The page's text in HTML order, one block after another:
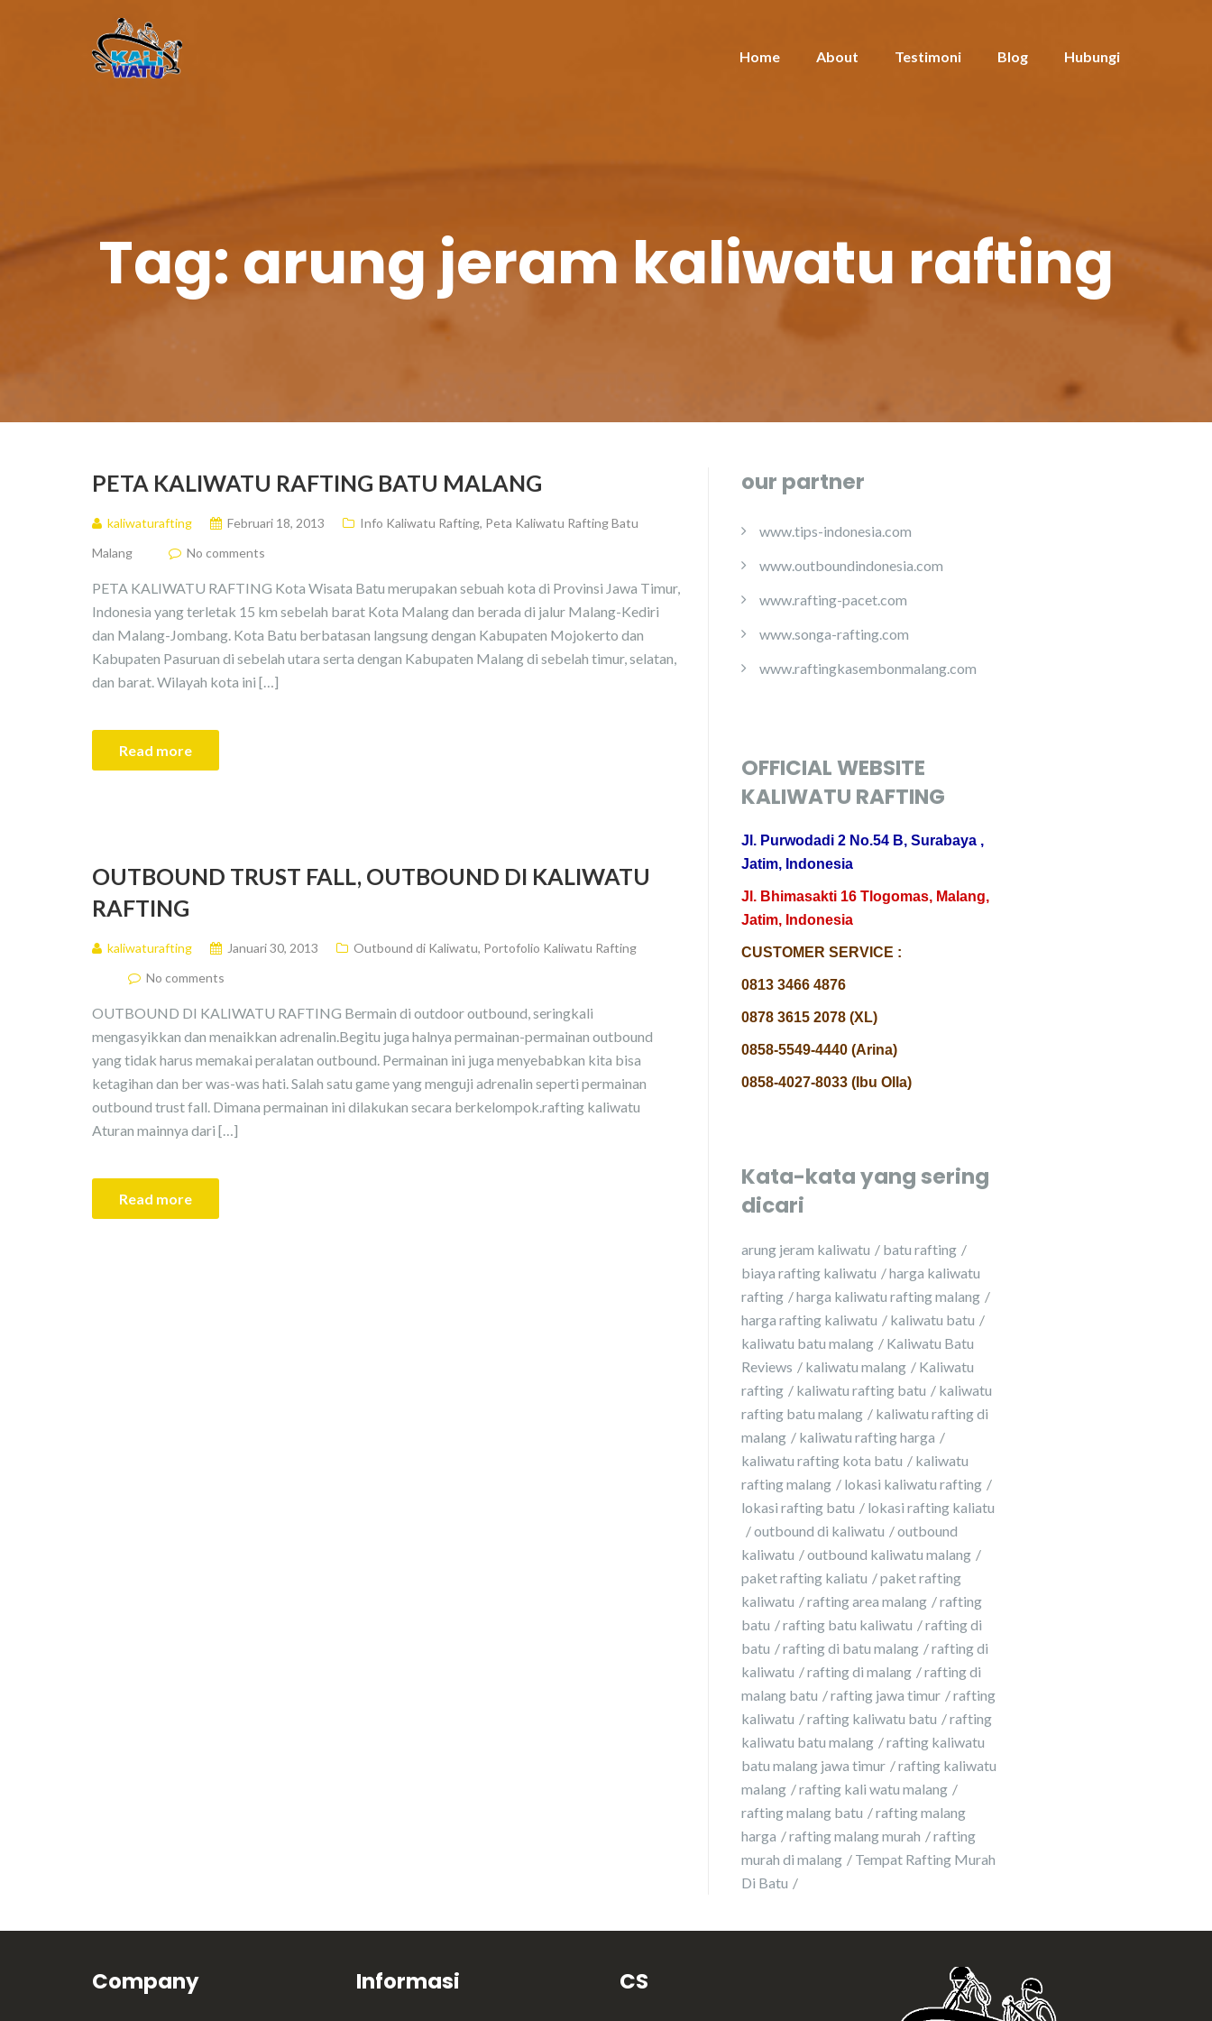
Home About Testimoni Blog Hubungi
Tag: arung jeram kaliwatu rafting
PETA KALIWATU RAFTING BATU MALANG
kaliwaturafting Februari 18, 2013 Info Kaliwatu Rafting, Peta Kaliwatu Rafting Batu
Malang
No comments
PETA KALIWATU RAFTING Kota Wisata Batu merupakan sebuah kota di Provinsi Jawa Timur,
Indonesia yang terletak 15 km sebelah barat Kota Malang dan berada di jalur Malang-Kediri
dan Malang-Jombang. Kota Batu berbatasan langsung dengan Kabupaten Mojokerto dan
Kabupaten Pasuruan di sebelah utara serta dengan Kabupaten Malang di sebelah timur, selatan,
dan barat. Wilayah kota ini […]
Read more
OUTBOUND TRUST FALL, OUTBOUND DI KALIWATU
RAFTING
kaliwaturafting Januari 30, 2013 Outbound di Kaliwatu, Portofolio Kaliwatu Rafting
No comments
OUTBOUND DI KALIWATU RAFTING Bermain di outdoor outbound, seringkali
mengasyikkan dan menaikkan adrenalin.Begitu juga halnya permainan-permainan outbound
yang tidak harus memakai peralatan outbound. Permainan ini juga menyebabkan kita bisa
ketagihan dan ber was-was hati. Salah satu game yang menguji adrenalin seperti permainan
outbound trust fall. Dimana permainan ini dilakukan secara berkelompok.rafting kaliwatu
Aturan mainnya dari […]
Read more
our partner
www.tips-indonesia.com
www.outboundindonesia.com
www.rafting-pacet.com
www.songa-rafting.com
www.raftingkasembonmalang.com
OFFICIAL WEBSITE
KALIWATU RAFTING
Jl. Purwodadi 2 No.54 B, Surabaya ,
Jatim, Indonesia
Jl. Bhimasakti 16 Tlogomas, Malang,
Jatim, Indonesia
CUSTOMER SERVICE :
0813 3466 4876
0878 3615 2078 (XL)
0858-5549-4440 (Arina)
0858-4027-8033 (Ibu Olla)
Kata-kata yang sering
dicari
arung jeram kaliwatu
batu rafting
biaya rafting kaliwatu
harga kaliwatu
rafting
harga kaliwatu rafting malang
harga rafting kaliwatu
kaliwatu batu
kaliwatu batu malang
Kaliwatu Batu
Reviews
kaliwatu malang
Kaliwatu
rafting
kaliwatu rafting batu
kaliwatu
rafting batu malang
kaliwatu rafting di
malang
kaliwatu rafting harga
kaliwatu rafting kota batu
kaliwatu
rafting malang
lokasi kaliwatu rafting
lokasi rafting batu
lokasi rafting kaliatu
outbound di kaliwatu
outbound
kaliwatu
outbound kaliwatu malang
paket rafting kaliatu
paket rafting
kaliwatu
rafting area malang
rafting
batu
rafting batu kaliwatu
rafting di
batu
rafting di batu malang
rafting di
kaliwatu
rafting di malang
rafting di
malang batu
rafting jawa timur
rafting
kaliwatu
rafting kaliwatu batu
rafting
kaliwatu batu malang
rafting kaliwatu
batu malang jawa timur
rafting kaliwatu
malang
rafting kali watu malang
rafting malang batu
rafting malang
harga
rafting malang murah
rafting
murah di malang
Tempat Rafting Murah
Di Batu
Company Informasi CS